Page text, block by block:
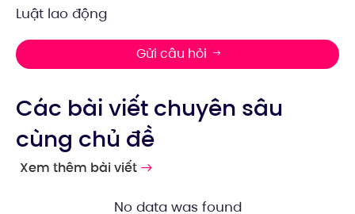
Luật lao động
Gửi câu hỏi
Các bài viết chuyên sâu
cùng chủ đề
Xem thêm bài viết
No data was found